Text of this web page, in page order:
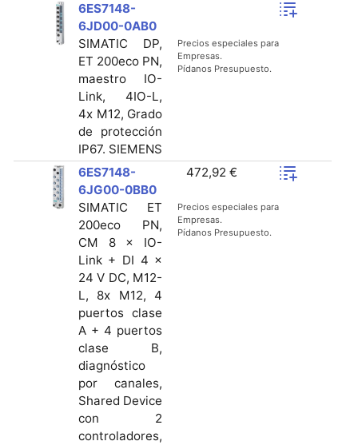
6ES7148-
6JD00-0AB0
SIMATIC DP,
ET 200eco PN,
maestro IO-
Link, 4IO-L,
4x M12, Grado
de protección
IP67. SIEMENS
Precios especiales para
Empresas.
Pídanos Presupuesto.
6ES7148-
6JG00-0BB0
472,92 €
SIMATIC ET
200eco PN,
CM 8 × IO-
Link + DI 4 ×
24 V DC, M12-
L, 8x M12, 4
puertos clase
A + 4 puertos
clase B,
diagnóstico
por canales,
Shared Device
con 2
controladores,
Precios especiales para
Empresas.
Pídanos Presupuesto.